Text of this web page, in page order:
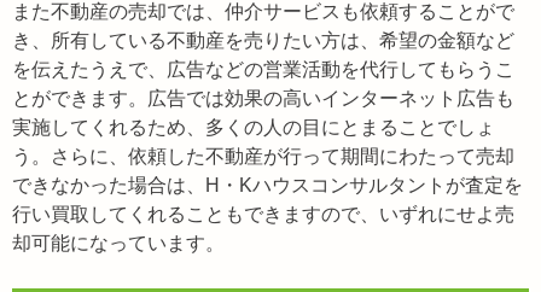
また不動産の売却では、仲介サービスも依頼することがで
き、所有している不動産を売りたい方は、希望の金額など
を伝えたうえで、広告などの営業活動を代行してもらうこ
とができます。広告では効果の高いインターネット広告も
実施してくれるため、多くの人の目にとまることでしょ
う。さらに、依頼した不動産が行って期間にわたって売却
できなかった場合は、H・Kハウスコンサルタントが査定を
行い買取してくれることもできますので、いずれにせよ売
却可能になっています。